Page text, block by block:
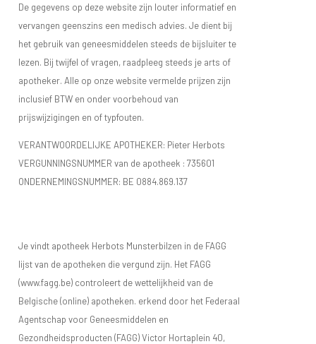
De gegevens op deze website zijn louter informatief en
vervangen geenszins een medisch advies. Je dient bij
het gebruik van geneesmiddelen steeds de bijsluiter te
lezen. Bij twijfel of vragen, raadpleeg steeds je arts of
apotheker. Alle op onze website vermelde prijzen zijn
inclusief BTW en onder voorbehoud van
prijswijzigingen en of typfouten.
VERANTWOORDELIJKE APOTHEKER: Pieter Herbots
VERGUNNINGSNUMMER van de apotheek : 735601
ONDERNEMINGSNUMMER: BE 0884.869.137
Je vindt apotheek Herbots Munsterbilzen in de FAGG
lijst van de apotheken die vergund zijn. Het FAGG
(www.fagg.be) controleert de wettelijkheid van de
Belgische (online) apotheken. erkend door het Federaal
Agentschap voor Geneesmiddelen en
Gezondheidsproducten (FAGG) Victor Hortaplein 40,